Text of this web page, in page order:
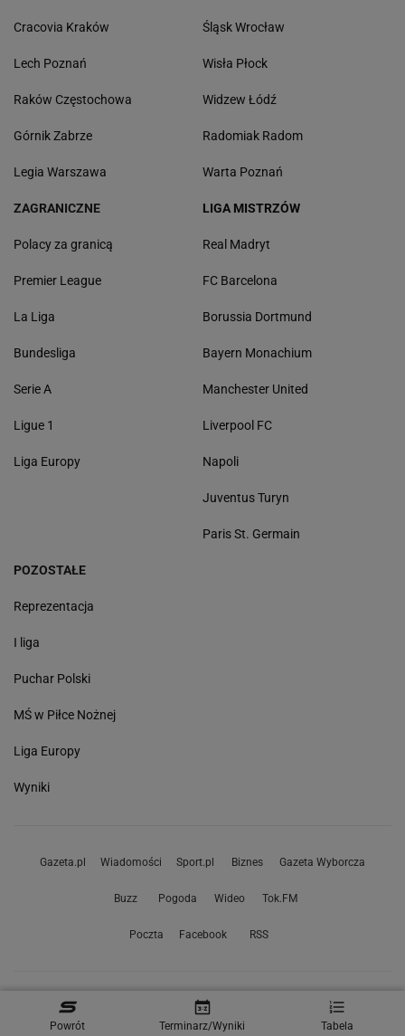
Powrót Terminarz/Wyniki Tabela
Cracovia Kraków
Lech Poznań
Raków Częstochowa
Górnik Zabrze
Legia Warszawa
Śląsk Wrocław
Wisła Płock
Widzew Łódź
Radomiak Radom
Warta Poznań
ZAGRANICZNE
Polacy za granicą
Premier League
La Liga
Bundesliga
Serie A
Ligue 1
Liga Europy
LIGA MISTRZÓW
Real Madryt
FC Barcelona
Borussia Dortmund
Bayern Monachium
Manchester United
Liverpool FC
Napoli
Juventus Turyn
Paris St. Germain
POZOSTAŁE
Reprezentacja
I liga
Puchar Polski
MŚ w Piłce Nożnej
Liga Europy
Wyniki
Gazeta.pl Wiadomości Sport.pl Biznes Gazeta Wyborcza
Buzz Pogoda Wideo Tok.FM
Poczta Facebook RSS
Copyright © Gazeta.pl sp. z o.o.